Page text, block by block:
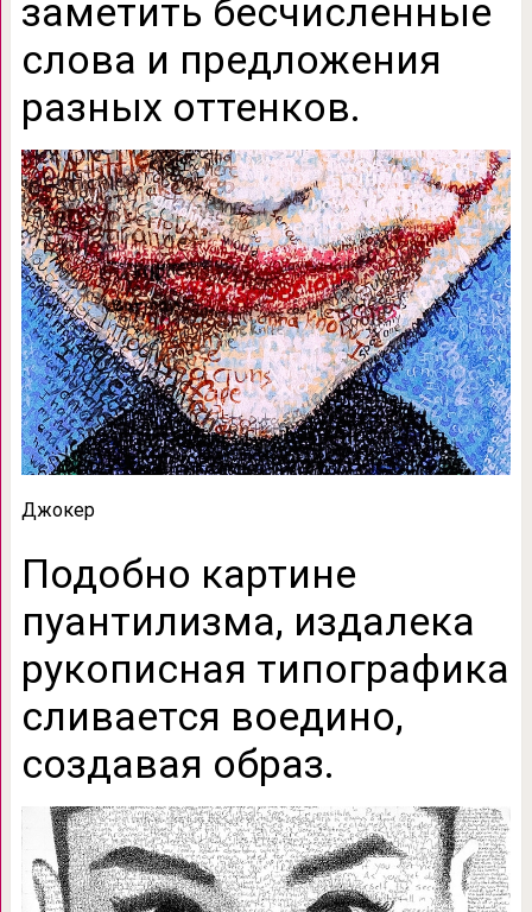
заметить бесчисленные
слова и предложения
разных оттенков.
Джокер
Подобно картине
пуантилизма, издалека
рукописная типографика
сливается воедино,
создавая образ.